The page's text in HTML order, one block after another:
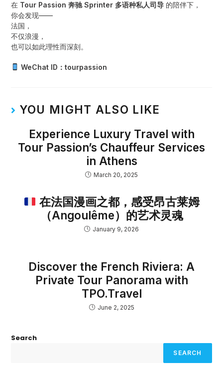
在 Tour Passion 奔驰 Sprinter 多语种私人司导 的陪伴下，
你会发现——
法国，
不仅浪漫，
也可以如此理性而深刻。
WeChat ID：tourpassion
YOU MIGHT ALSO LIKE
Experience Luxury Travel with
Tour Passion’s Chauffeur Services
in Athens
March 20, 2025
在法国漫画之都，感受昂古莱姆
（Angoulême）的艺术灵魂
January 9, 2026
Discover the French Riviera: A
Private Tour Panorama with
TPO.Travel
June 2, 2025
Search
SEARCH